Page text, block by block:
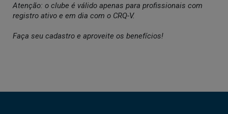
Atenção: o clube é válido apenas para profissionais com
registro ativo e em dia com o CRQ-V.
Faça seu cadastro e aproveite os benefícios!